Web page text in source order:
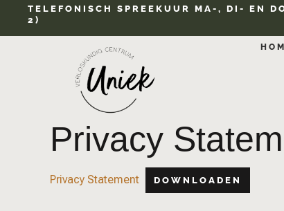
TELEFONISCH SPREEKUUR MA-, DI- EN
2)
Privacy
Privacy Statement DOWNLOADEN